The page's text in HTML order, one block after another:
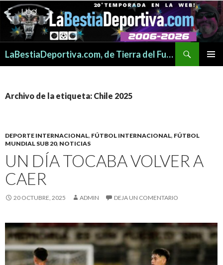
LaBestiaDeportiva.com, de Tierra del Fuego para todo el mundo
Archivo de la etiqueta: Chile 2025
DEPORTE INTERNACIONAL, FÚTBOL INTERNACIONAL, FÚTBOL
MUNDIAL SUB 20, NOTICIAS
UN DÍA TOCABA VOLVER A
CAER
20 OCTUBRE, 2025 ADMIN DEJA UN COMENTARIO